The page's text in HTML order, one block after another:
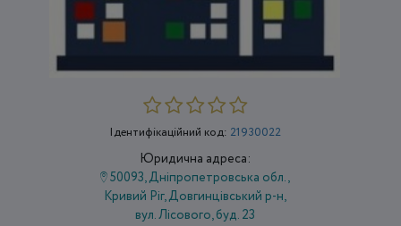
Ідентифікаційний код: 21930022
Юридична адреса:
50093, Дніпропетровська обл.,
Кривий Ріг, Довгинцівський р-н,
вул. Лісового, буд. 23